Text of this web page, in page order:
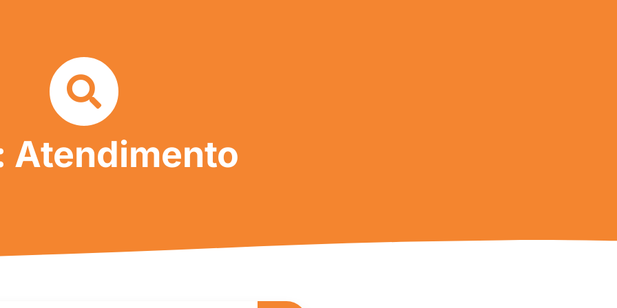
Atendimento